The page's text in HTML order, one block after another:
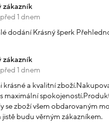
zákazník
1 dnem
dodání Krásný šperk
zákazník
1 dnem
krásné a kvalitní
maximální
se zboží všem obdarovaným
jistě budu věrným zákazníkem.